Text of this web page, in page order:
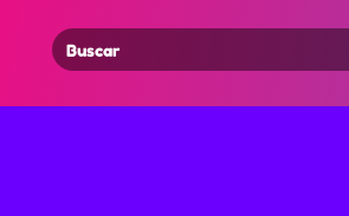
Search
for: